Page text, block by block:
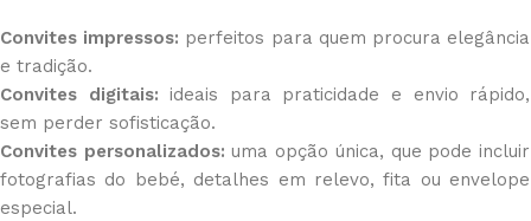
Convites impressos: perfeitos para quem procura elegância
e tradição.
Convites digitais: ideais para praticidade e envio rápido,
sem perder sofisticação.
Convites personalizados: uma opção única, que pode incluir
fotografias do bebé, detalhes em relevo, fita ou envelope
especial.